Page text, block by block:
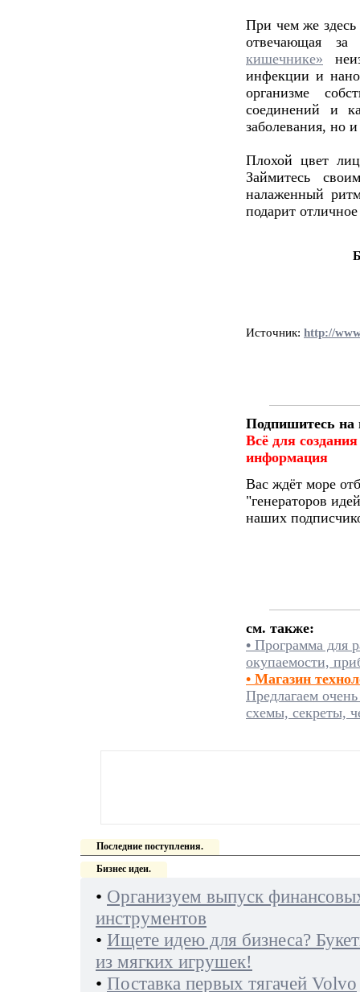
При чем же здесь
отвечающая
кишечнике»
инфекции и
организме
соединений и
заболевания, но
Плохой цвет
Займитесь
налаженный
подарит
Источник: http://
Подпишитесь
Всё для
информация
Вас ждёт море
"генераторов
наших
см. также:
• Программа для
окупаемости,
• Магазин
Предлагаем
схемы, секреты,
Последние поступления.
Бизнес идеи.
• Организуем выпуск
инструментов
• Ищете идею для бизнеса?
из мягких игрушек!
• Поставка первых тягачей Volvo